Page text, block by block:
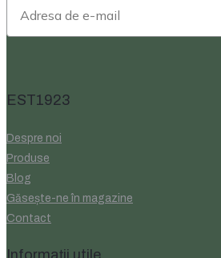
EST1923
Despre noi
Produse
Blog
Găsește-ne în magazine
Contact